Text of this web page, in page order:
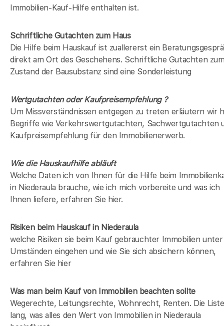
Immobilien-Kauf-Hilfe enthalten ist.
Schriftliche Gutachten zum Haus
Die Hilfe beim Hauskauf ist zuallererst ein
direkt am Ort des Geschehens. Schriftliche Gutachten
Zustand der Bausubstanz sind eine Sonderleistung
Wertgutachten oder Kaufpreisempfehlung ?
Um Missverständnissen entgegen zu treten erläutern wir
Begriffe wie Verkehrswertgutachten, Sachwertgutachten
Kaufpreisempfehlung für den Immobilienerwerb.
Wie die Hauskaufhilfe abläuft
Welche Daten ich von Ihnen für die Hilfe beim
in Niederaula brauche, wie ich mich vorbereite und was ich
Ihnen liefere, erfahren Sie hier.
Risiken beim Hauskaufin Niederaula
welche Risiken sie beim Kauf gebrauchter Immobilien unter
Umständen eingehen und wie Sie sich absichern können,
erfahren Sie hier
Was man beim Kauf von Immobilien beachten sollte
Wegerechte, Leitungsrechte, Wohnrecht, Renten. Die
lang, was alles den Wert von Immobilien in Niederaula